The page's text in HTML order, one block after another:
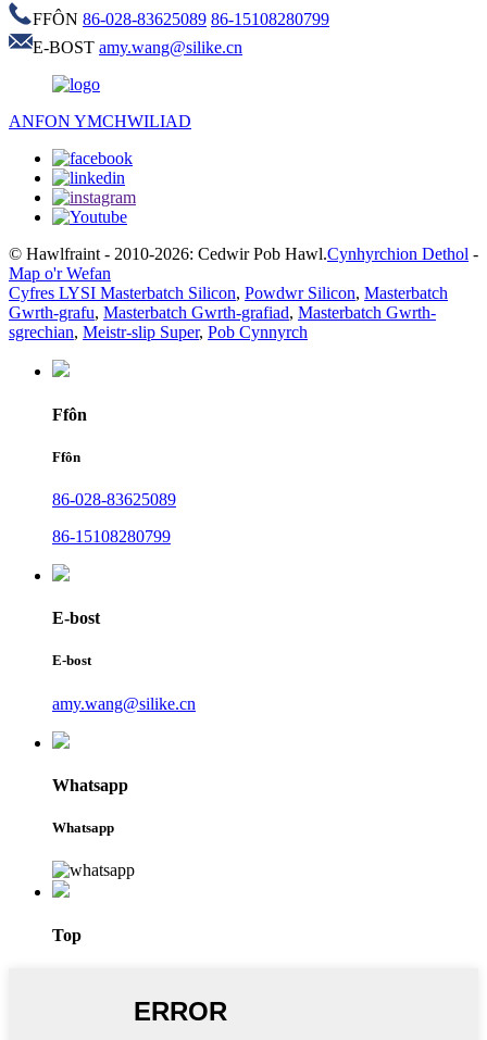
FFÔN 86-028-83625089 86-15108280799
E-BOST amy.wang@silike.cn
ANFON YMCHWILIAD
© Hawlfraint - 2010-2026: Cedwir Pob Hawl.Cynhyrchion Dethol -
Map o'r Wefan
Cyfres LYSI Masterbatch Silicon, Powdwr Silicon, Masterbatch
Gwrth-grafu, Masterbatch Gwrth-grafiad, Masterbatch Gwrth-
sgrechian, Meistr-slip Super, Pob Cynnyrch
Ffôn
Ffôn
86-028-83625089
86-15108280799
E-bost
E-bost
amy.wang@silike.cn
Whatsapp
Whatsapp
Top